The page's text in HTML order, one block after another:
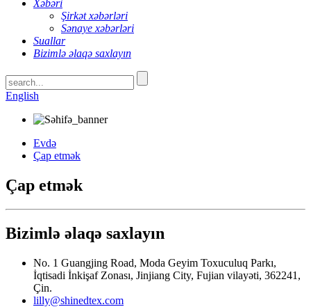
Xəbəri
Şirkət xəbərləri
Sənaye xəbərləri
Suallar
Bizimlə əlaqə saxlayın
English
Evdə
Çap etmək
Çap etmək
Bizimlə əlaqə saxlayın
No. 1 Guangjing Road, Moda Geyim Toxuculuq Parkı,
İqtisadi İnkişaf Zonası, Jinjiang City, Fujian vilayəti, 362241,
Çin.
lilly@shinedtex.com